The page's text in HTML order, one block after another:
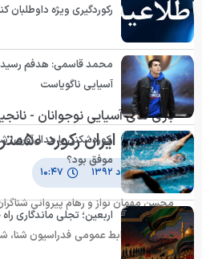
بازی های آسیایی نوجوانان -
شناگران ایران رکورد ۵۰متر کرال پشت را شکستند
۳۱ مرداد ۱۳۹۲ ۱۰:۴۷
محسن مهمان نواز و رهام پیروانی شناگران ایران رکورد
به گزارش روابط عمومی فدراسیون شنا،
رکوردگیری ویژه داوطلبان
آسیایی ناگویاست
رکوردشکنی یا مدال‌آوری؛
موفق بود؟
اربعین؛ تجلی ماندگاری